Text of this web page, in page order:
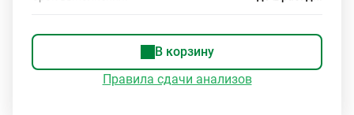
В корзину
Правила сдачи анализов